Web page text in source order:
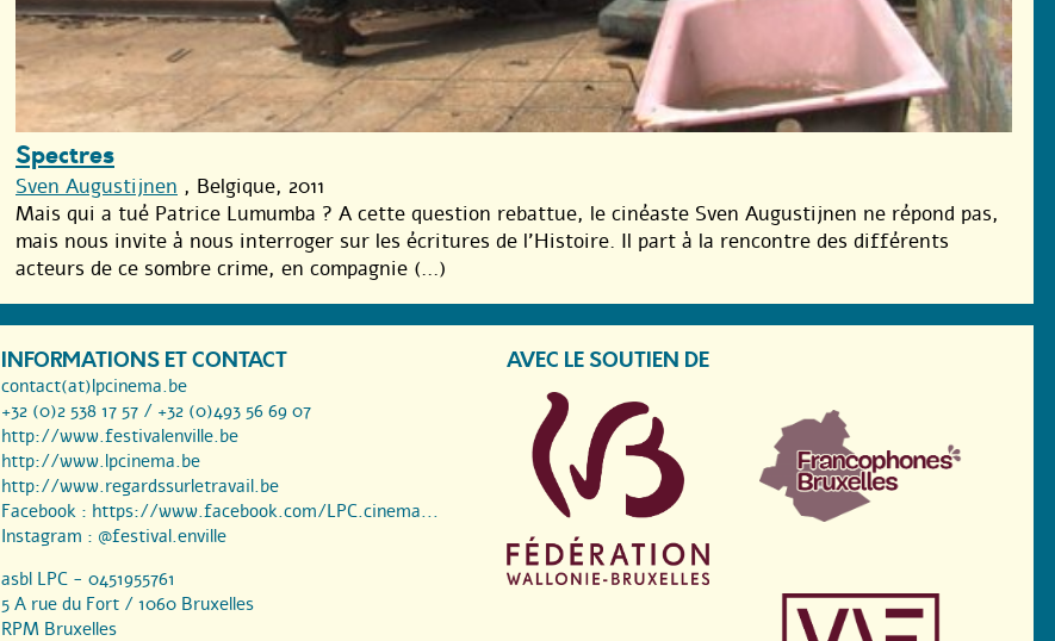
Spectres
Sven Augustijnen , Belgique, 2011
Mais qui a tué Patrice Lumumba ? A cette question rebattue, le cinéaste Sven Augustijnen ne répond pas,
mais nous invite à nous interroger sur les écritures de l’Histoire. Il part à la rencontre des différents
acteurs de ce sombre crime, en compagnie (...)
INFORMATIONS ET CONTACT
contact(at)lpcinema.be
+32 (0)2 538 17 57 / +32 (0)493 56 69 07
http://www.festivalenville.be
http://www.lpcinema.be
http://www.regardssurletravail.be
Facebook : https://www.facebook.com/LPC.cinema...
Instagram : @festival.enville
asbl LPC - 0451955761
5 A rue du Fort / 1060 Bruxelles
RPM Bruxelles
AVEC LE SOUTIEN DE